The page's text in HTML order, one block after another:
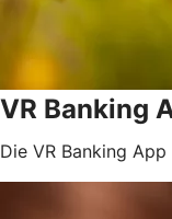
VR Banking
Die VR Banking